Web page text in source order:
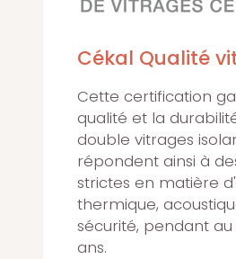
Cékal Qualité
Cette certification
qualité et la
double vitrages
répondent ainsi à
strictes en matière
thermique,
sécurité, pendant au
ans.